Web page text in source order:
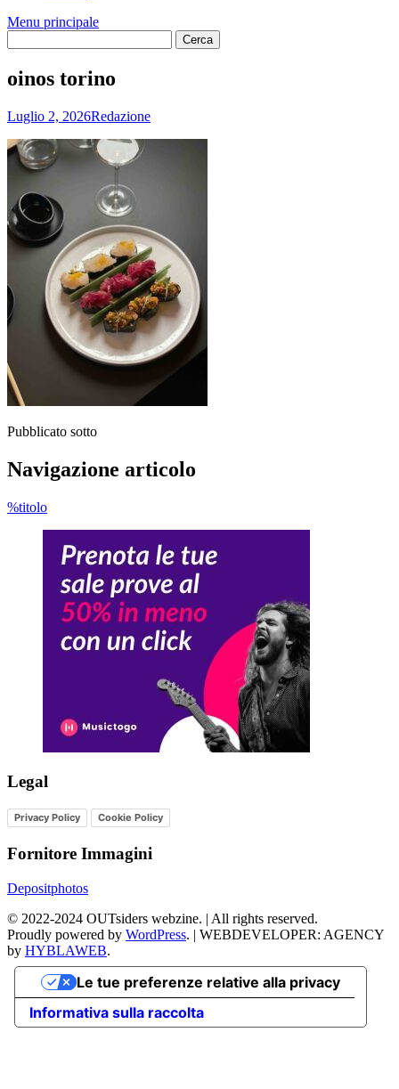
Menu principale
oinos torino
Luglio 2, 2026Redazione
Pubblicato sotto
Navigazione articolo
%titolo
Legal
Privacy Policy Cookie Policy
Fornitore Immagini
Depositphotos
© 2022-2024 OUTsiders webzine. | All rights reserved.
Proudly powered by WordPress. | WEBDEVELOPER: AGENCY
by HYBLAWEB.
Informativa sulla raccolta
Le tue preferenze relative alla privacy